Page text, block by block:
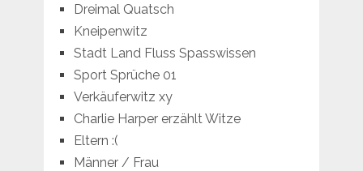
Dreimal Quatsch
Kneipenwitz
Stadt Land Fluss Spasswissen
Sport Sprüche 01
Verkäuferwitz xy
Charlie Harper erzählt Witze
Eltern :(
Männer / Frau